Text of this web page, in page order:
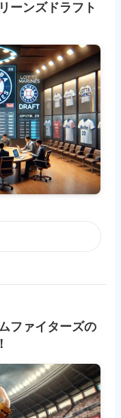
ーンズドラフト
ファイターズの